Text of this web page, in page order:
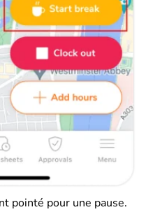
pointé pour une pause.